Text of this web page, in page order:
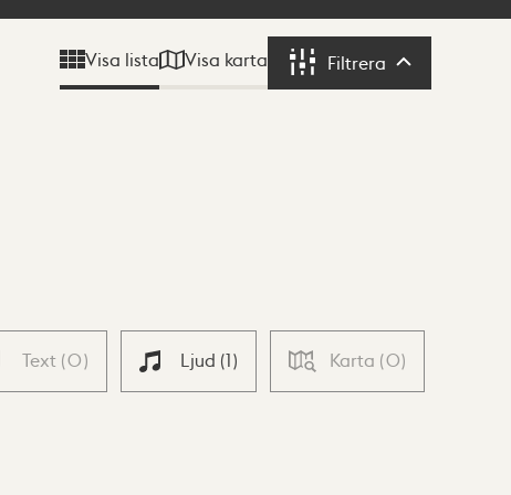
Visa lista Visa karta Filtrera Filtrera
Text (0) Ljud (1) Karta (0)